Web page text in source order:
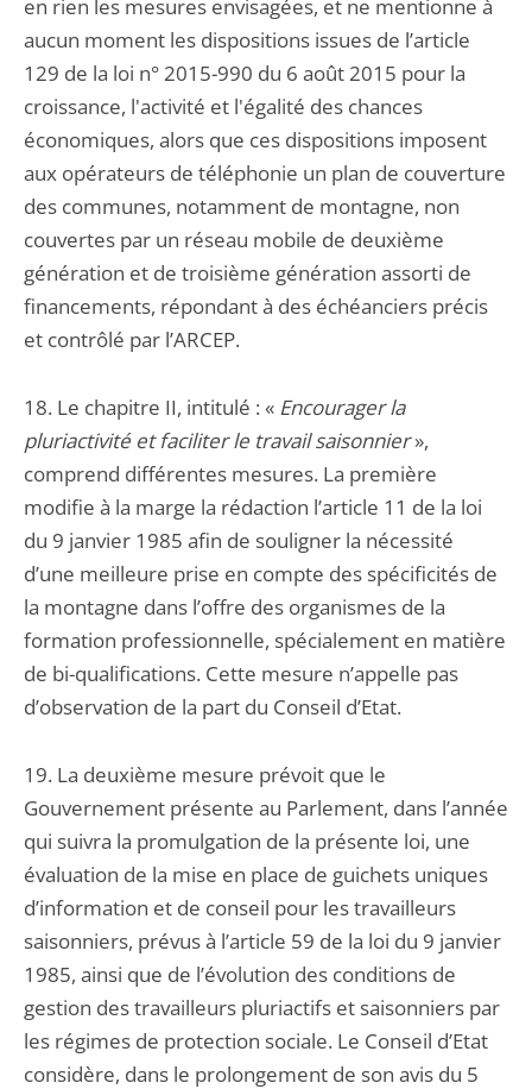
en rien les mesures envisagées, et ne mentionne à
aucun moment les dispositions issues de l’article
129 de la loi n° 2015-990 du 6 août 2015 pour la
croissance, l'activité et l'égalité des chances
économiques, alors que ces dispositions imposent
aux opérateurs de téléphonie un plan de couverture
des communes, notamment de montagne, non
couvertes par un réseau mobile de deuxième
génération et de troisième génération assorti de
financements, répondant à des échéanciers précis
et contrôlé par l’ARCEP.
18. Le chapitre II, intitulé : « Encourager la
pluriactivité et faciliter le travail saisonnier»,
comprend différentes mesures. La première
modifie à la marge la rédaction l’article 11 de la loi
du 9 janvier 1985 afin de souligner la nécessité
d’une meilleure prise en compte des spécificités de
la montagne dans l’offre des organismes de la
formation professionnelle, spécialement en matière
de bi-qualifications. Cette mesure n’appelle pas
d’observation de la part du Conseil d’Etat.
19. La deuxième mesure prévoit que le
Gouvernement présente au Parlement, dans l’année
qui suivra la promulgation de la présente loi, une
évaluation de la mise en place de guichets uniques
d’information et de conseil pour les travailleurs
saisonniers, prévus à l’article 59 de la loi du 9 janvier
1985, ainsi que de l’évolution des conditions de
gestion des travailleurs pluriactifs et saisonniers par
les régimes de protection sociale. Le Conseil d’Etat
considère, dans le prolongement de son avis du 5